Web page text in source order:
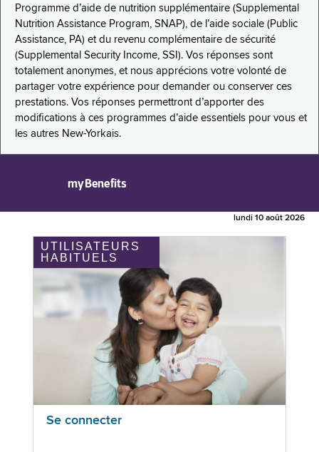
Programme d’aide de nutrition supplémentaire (Supplemental
Nutrition Assistance Program, SNAP), de l’aide sociale (Public
Assistance, PA) et du revenu complémentaire de sécurité
(Supplemental Security Income, SSI). Vos réponses sont
totalement anonymes, et nous apprécions votre volonté de
partager votre expérience pour demander ou conserver ces
prestations. Vos réponses permettront d’apporter des
modifications à ces programmes d’aide essentiels pour vous et
les autres New-Yorkais.
myBenefits
lundi 10 août 2026
UTILISATEURS
HABITUELS
Se connecter